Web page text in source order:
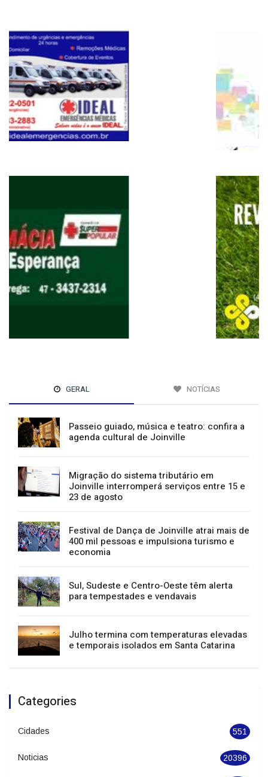
GERAL NOTÍCIAS
Passeio guiado, música e teatro: confira a
agenda cultural de Joinville
Migração do sistema tributário em
Joinville interromperá serviços entre 15 e
23 de agosto
Festival de Dança de Joinville atrai mais de
400 mil pessoas e impulsiona turismo e
economia
Sul, Sudeste e Centro-Oeste têm alerta
para tempestades e vendavais
e temporais isolados em Santa Catarina
Categories